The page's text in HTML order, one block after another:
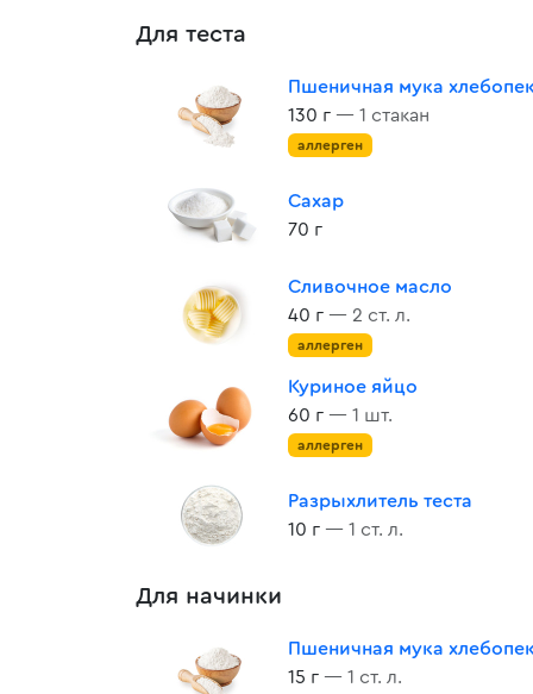
Для теста
Пшеничная мука
130 г — 1 стакан
аллерген
Сахар
70 г
Сливочное масло
40 г — 2 ст. л.
аллерген
Куриное яйцо
60 г — 1 шт.
аллерген
Разрыхлитель теста
10 г — 1 ст. л.
Для начинки
Пшеничная мука
15 г — 1 ст. л.